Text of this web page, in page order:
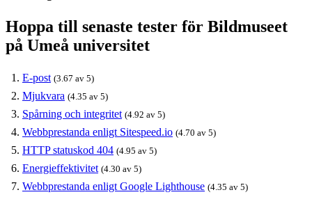
Hoppa till senaste tester för Bildmuseet
på Umeå universitet
E-post (3.67 av 5)
Mjukvara (4.35 av 5)
Spårning och integritet (4.92 av 5)
Webbprestanda enligt Sitespeed.io (4.70 av 5)
HTTP statuskod 404 (4.95 av 5)
Energieffektivitet (4.30 av 5)
Webbprestanda enligt Google Lighthouse (4.35 av 5)